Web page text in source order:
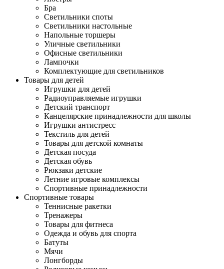
Бра
Светильники споты
Светильники настольные
Напольные торшеры
Уличные светильники
Офисные светильники
Лампочки
Комплектующие для светильников
Товары для детей
Игрушки для детей
Радиоуправляемые игрушки
Детский транспорт
Канцелярские принадлежности для школы
Игрушки антистресс
Текстиль для детей
Товары для детской комнаты
Детская посуда
Детская обувь
Рюкзаки детские
Летние игровые комплексы
Спортивные принадлежности
Спортивные товары
Теннисные ракетки
Тренажеры
Товары для фитнеса
Одежда и обувь для спорта
Батуты
Мячи
Лонгборды